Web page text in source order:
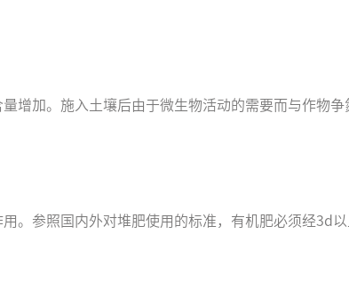
增加。施入土壤后由于微生物活动的需要而与作物争
。参照国内外对堆肥使用的标准，有机肥必须经3d